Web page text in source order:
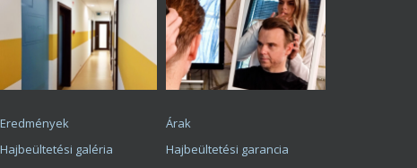
Eredmények
Árak
Hajbeültetési galéria
Hajbeültetési garancia